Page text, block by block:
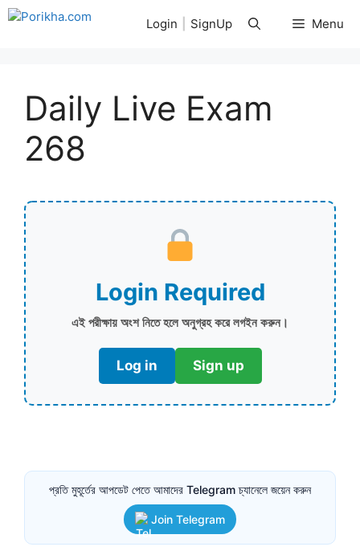
Skip
Menu
Login SignUp
Daily Live Exam
268
Login Required
এই পরীক্ষায় অংশ নিতে হলে অনুগ্রহ করে লগইন করুন।
Log in Sign up
প্রতি মুহূর্তের আপডেট পেতে আমাদের Telegram চ্যানেলে জয়েন করুন
Join Telegram